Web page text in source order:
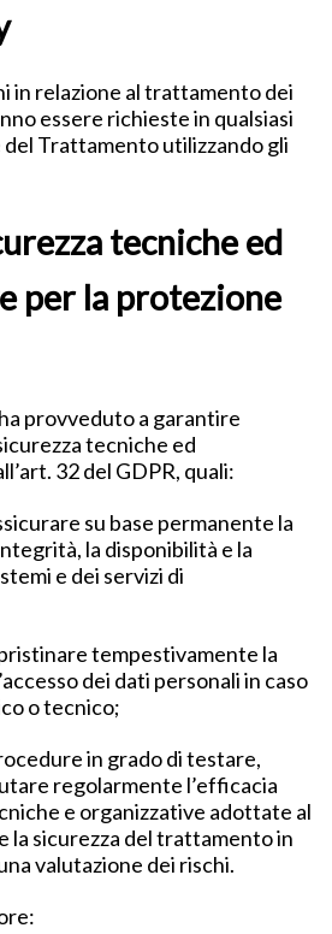
in relazione al trattamento dei
essere richieste in qualsiasi
Trattamento utilizzando gli
tecniche ed
per la protezione
provveduto a garantire
tecniche ed
32 del GDPR, quali:
su base permanente la
la disponibilità e la
e dei servizi di
tempestivamente la
dei dati personali in caso
o tecnico;
in grado di testare,
regolarmente l’efficacia
e organizzative adottate al
la sicurezza del trattamento in
valutazione dei rischi.